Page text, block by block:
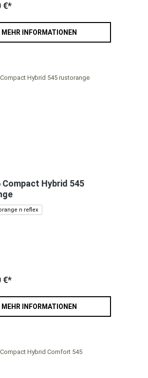
€*
MEHR INFORMATIONEN
Compact Hybrid 545
n reflex
€*
MEHR INFORMATIONEN